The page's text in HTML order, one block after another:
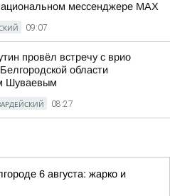
мессенджере МАХ
09:07
провёл встречу с врио
области
Шуваевым
08:27
6 августа: жарко и